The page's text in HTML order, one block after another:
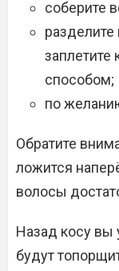
соберите
способом;
по
Обратите
ложится
волосы
Назад косу вы
будут